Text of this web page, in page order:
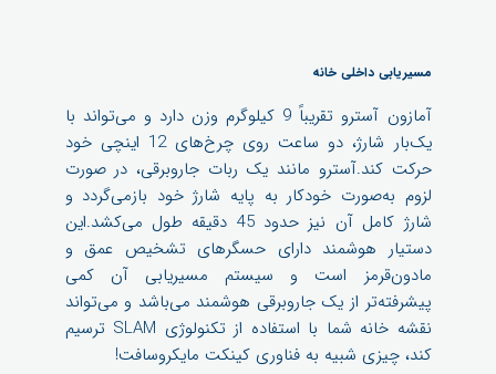
مسیریابی داخلی خانه
آمازون آسترو تقریباً 9 کیلوگرم وزن دارد و می‌تواند با
یک‌بار شارژ، دو ساعت روی چرخ‌های 12 اینچی خود
حرکت کند.آسترو مانند یک ربات جاروبرقی، در صورت
لزوم به‌صورت خودکار به پایه شارژ خود بازمی‌گردد و
شارژ کامل آن نیز حدود 45 دقیقه طول می‌کشد.این
دستیار هوشمند دارای حسگرهای تشخیص عمق و
مادون‌قرمز است و سیستم مسیریابی آن کمی
پیشرفته‌تر از یک جاروبرقی هوشمند می‌باشد و می‌تواند
نقشه خانه شما با استفاده از تکنولوژی SLAM ترسیم
کند، چیزی شبیه به فناوری کینکت مایکروسافت!